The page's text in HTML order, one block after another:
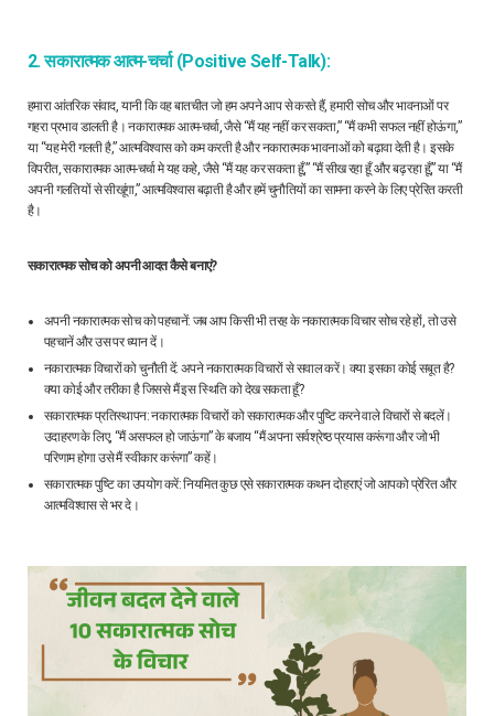
2. सकारात्मक आत्म-चर्चा (Positive Self-Talk):
हमारा आंतरिक संवाद, यानी कि वह बातचीत जो हम अपने आप से करते हैं, हमारी सोच और भावनाओं पर
गहरा प्रभाव डालती है। नकारात्मक आत्म-चर्चा, जैसे “मैं यह नहीं कर सकता,” “मैं कभी सफल नहीं होऊंगा,”
या “यह मेरी गलती है,” आत्मविश्वास को कम करती है और नकारात्मक भावनाओं को बढ़ावा देती है। इसके
विपरीत, सकारात्मक आत्म-चर्चा मे यह कहे, जैसे “मैं यह कर सकता हूँ,” “मैं सीख रहा हूँ और बढ़ रहा हूँ,” या “मैं
अपनी गलतियों से सीखूंगा,” आत्मविश्वास बढ़ाती है और हमें चुनौतियों का सामना करने के लिए प्रेरित करती
है।
सकारात्मक सोच को अपनी आदत कैसे बनाएं?
अपनी नकारात्मक सोच को पहचानें: जब आप किसी भी तरह के नकारात्मक विचार सोच रहे हों, तो उसे
पहचानें और उस पर ध्यान दें।
नकारात्मक विचारों को चुनौती दें: अपने नकारात्मक विचारों से सवाल करें। क्या इसका कोई सबूत है?
क्या कोई और तरीका है जिससे मैं इस स्थिति को देख सकता हूँ?
सकारात्मक प्रतिस्थापन: नकारात्मक विचारों को सकारात्मक और पुष्टि करने वाले विचारों से बदलें।
उदाहरण के लिए, “मैं असफल हो जाऊंगा” के बजाय “मैं अपना सर्वश्रेष्ठ प्रयास करूंगा और जो भी
परिणाम होगा उसे मैं स्वीकार करूंगा” कहें।
सकारात्मक पुष्टि का उपयोग करें: नियमित कुछ एसे सकारात्मक कथन दोहराएं जो आपको प्रेरित और
आत्मविश्वास से भर दे।